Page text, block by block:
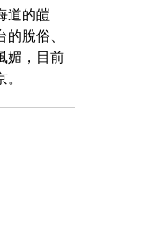
道的皚
的脫俗、
媚，目前